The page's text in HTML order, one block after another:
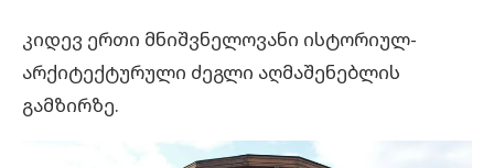
კიდევ ერთი მნიშვნელოვანი ისტორიულ-
არქიტექტურული ძეგლი აღმაშენებლის
გამზირზე.